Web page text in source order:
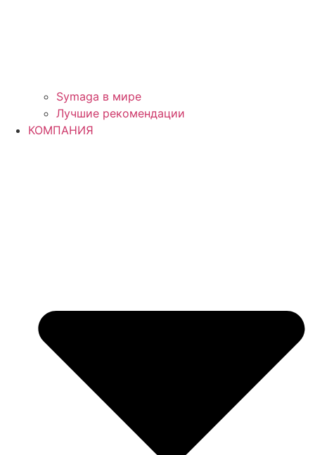
Symaga в мире
Лучшие рекомендации
КОМПАНИЯ